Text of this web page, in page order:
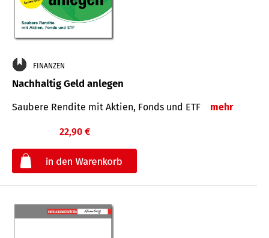
FINANZEN
Nachhaltig Geld anlegen
Saubere Rendite mit Aktien, Fonds und ETF mehr
22,90 €